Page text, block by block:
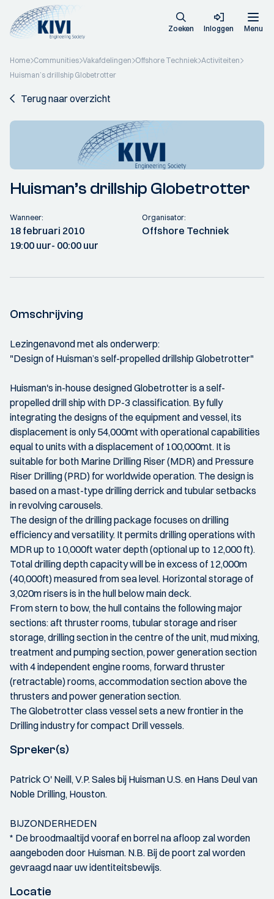
Zoeken Inloggen Menu
Home Communities Vakafdelingen Offshore Techniek Activiteiten
Huisman’s drillship Globetrotter
Terug naar overzicht
Huisman’s drillship Globetrotter
Wanneer:
18 februari 2010
19:00 uur- 00:00 uur
Organisator:
Offshore Techniek
Omschrijving
Lezingenavond met als onderwerp:
"Design of Huisman’s self-propelled drillship Globetrotter"
Huisman's in-house designed Globetrotter is a self-
propelled drill ship with DP-3 classification. By fully
integrating the designs of the equipment and vessel, its
displacement is only 54,000mt with operational capabilities
equal to units with a displacement of 100,000mt. It is
suitable for both Marine Drilling Riser (MDR) and Pressure
Riser Drilling (PRD) for worldwide operation. The design is
based on a mast-type drilling derrick and tubular setbacks
in revolving carousels.
The design of the drilling package focuses on drilling
efficiency and versatility. It permits drilling operations with
MDR up to 10,000ft water depth (optional up to 12,000 ft).
Total drilling depth capacity will be in excess of 12,000m
(40,000ft) measured from sea level. Horizontal storage of
3,020m risers is in the hull below main deck.
From stern to bow, the hull contains the following major
sections: aft thruster rooms, tubular storage and riser
storage, drilling section in the centre of the unit, mud mixing,
treatment and pumping section, power generation section
with 4 independent engine rooms, forward thruster
(retractable) rooms, accommodation section above the
thrusters and power generation section.
The Globetrotter class vessel sets a new frontier in the
Drilling industry for compact Drill vessels.
Spreker(s)
Patrick O' Neill, V.P. Sales bij Huisman U.S. en Hans Deul van
Noble Drilling, Houston.
BIJZONDERHEDEN
* De broodmaaltijd vooraf en borrel na afloop zal worden
aangeboden door Huisman. N.B. Bij de poort zal worden
gevraagd naar uw identiteitsbewijs.
Locatie